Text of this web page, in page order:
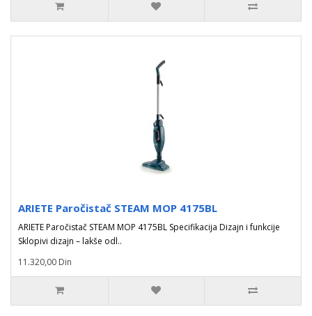
ARIETE Paročistač STEAM MOP 4175BL
ARIETE Paročistač STEAM MOP 4175BL Specifikacija Dizajn i funkcije
Sklopivi dizajn – lakše odl..
11.320,00 Din